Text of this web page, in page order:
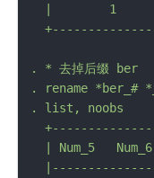
|        1
. * 去掉后缀
ber
.
rename *ber_#
.
list,
noobs
Num_5 Num_6